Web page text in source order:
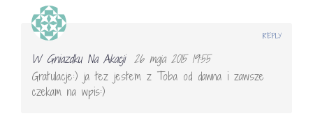
W Gniazdku Na Akacji 26 maja 2015 19:55
Gratulacje:) ja tez jestem z Toba od dawna i zawsze
czekam na wpis:)
REPLY